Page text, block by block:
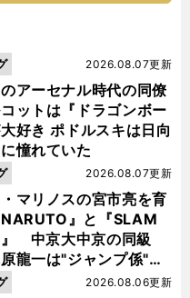
アーセナル時代の同僚
ットは『ドラゴンボー
好き ポドルスキは日向
憧れていた
2026.08.07更新
マリノスの宮市亮を育
』と『SLAM
中京大中京の同級
龍一は"ジャンプ係"だ
2026.08.07更新
2026.08.06更新